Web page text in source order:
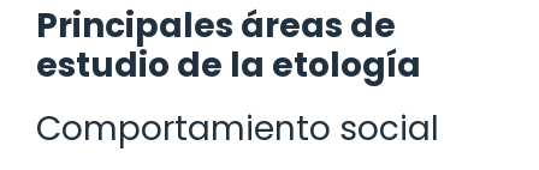
Principales áreas de
estudio de la etología
Comportamiento social